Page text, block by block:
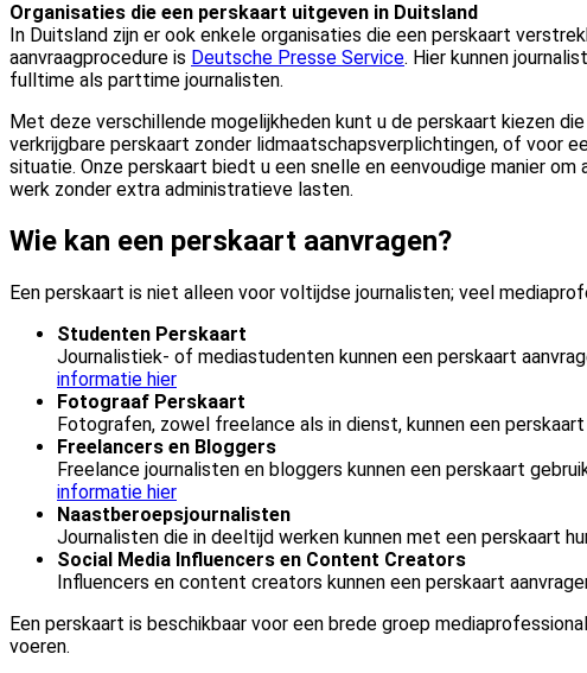
Organisaties die een perskaart uitgeven in Duitsland
In Duitsland zijn er ook enkele organisaties die een perskaart
aanvraagprocedure is Deutsche Presse Service. Hier kunnen
fulltime als parttime journalisten.
Met deze verschillende mogelijkheden kunt u de perskaart kiezen
verkrijgbare perskaart zonder lidmaatschapsverplichtingen, of voor
situatie. Onze perskaart biedt u een snelle en eenvoudige manier
werk zonder extra administratieve lasten.
Wie kan een perskaart aanvragen?
Een perskaart is niet alleen voor voltijdse journalisten; veel
Studenten Perskaart
Journalistiek- of mediastudenten kunnen een perskaart
informatie hier
Fotograaf Perskaart
Fotografen, zowel freelance als in dienst, kunnen een
Freelancers en Bloggers
Freelance journalisten en bloggers kunnen een perskaart
informatie hier
Naastberoepsjournalisten
Journalisten die in deeltijd werken kunnen met een perskaart
Social Media Influencers en Content Creators
Influencers en content creators kunnen een perskaart
Een perskaart is beschikbaar voor een brede groep
voeren.